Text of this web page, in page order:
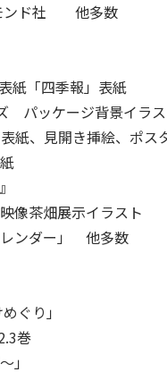
モンド社 他多数
紙「四季報」表紙
パッケージ背景イラス
紙、見開き挿絵、ポス
像茶畑展示イラスト
ンダー」 他多数
ぐり」
巻
」